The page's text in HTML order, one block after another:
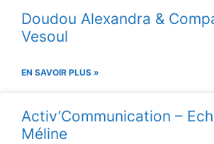
Doudou Alexandra &
Vesoul
EN SAVOIR PLUS »
Activ’Communication –
Méline